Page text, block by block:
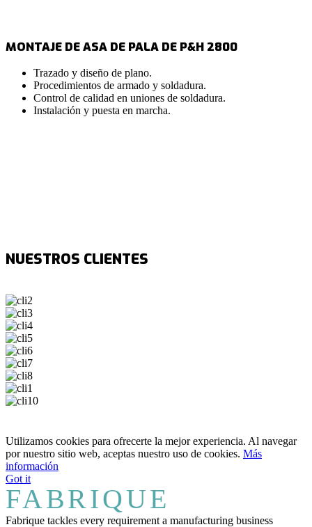
MONTAJE DE ASA DE PALA DE P&H 2800
Trazado y diseño de plano.
Procedimientos de armado y soldadura.
Control de calidad en uniones de soldadura.
Instalación y puesta en marcha.
NUESTROS CLIENTES
Utilizamos cookies para ofrecerte la mejor experiencia. Al navegar
por nuestro sitio web, aceptas nuestro uso de cookies. Más
información
Got it
FABRIQUE
Fabrique tackles every requirement a manufacturing business